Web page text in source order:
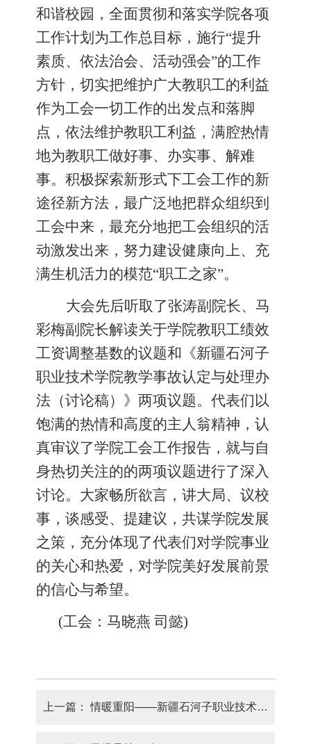
和谐校园，全面贯彻和落实学院各项
工作计划为工作总目标，施行“提升
素质、依法治会、活动强会”的工作
方针，切实把维护广大教职工的利益
作为工会一切工作的出发点和落脚
点，依法维护教职工利益，满腔热情
地为教职工做好事、办实事、解难
事。积极探索新形式下工会工作的新
途径新方法，最广泛地把群众组织到
工会中来，最充分地把工会组织的活
动激发出来，努力建设健康向上、充
满生机活力的模范“职工之家”。
大会先后听取了张涛副院长、马
彩梅副院长解读关于学院教职工绩效
工资调整基数的议题和《新疆石河子
职业技术学院教学事故认定与处理办
法（讨论稿）》 两项议题。代表们 以
饱满的热情和高度的主人翁精神，认
真审议了学院工会工作报告，就与自
身热切关注的的两项议题进行了深入
讨论。 大家畅所欲言，讲大局、议校
事，谈感受、提建议，共谋学院发展
之策，充分体现了代表们对学院事业
的关心和热爱 ， 对学院美好发展前景
的信心与希望。
(工会：马晓燕 司懿)
上一篇：情暖重阳——新疆石河子职业技术学院组织离退休干部老教师参观校园